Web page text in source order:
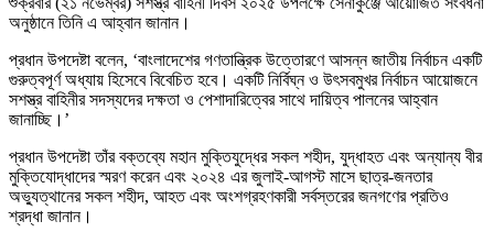
অনুষ্ঠানে তিনি এ আহ্বান জানান।
প্রধান উপদেষ্টা বলেন, ‘বাংলাদেশের গণতান্ত্রিক উত্তোরণে আসন্ন জাতীয় নির্বাচন একটি
গুরুত্বপূর্ণ অধ্যায় হিসেবে বিবেচিত হবে। একটি নির্বিঘ্ন ও উৎসবমুখর নির্বাচন আয়োজনে
সশস্ত্র বাহিনীর সদস্যদের দক্ষতা ও পেশাদারিত্বের সাথে দায়িত্ব পালনের আহ্বান
জানাচ্ছি।’
প্রধান উপদেষ্টা তাঁর বক্তব্যে মহান মুক্তিযুদ্ধের সকল শহীদ, যুদ্ধাহত এবং অন্যান্য বীর
মুক্তিযোদ্ধাদের স্মরণ করেন এবং ২০২৪ এর জুলাই-আগস্ট মাসে ছাত্র-জনতার
অভ্যুত্থানের সকল শহীদ, আহত এবং অংশগ্রহণকারী সর্বস্তরের জনগণের প্রতিও
শ্রদ্ধা জানান।